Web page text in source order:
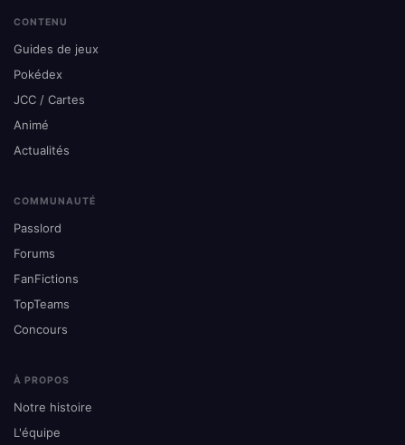
CONTENU
Guides de jeux
Pokédex
JCC / Cartes
Animé
Actualités
COMMUNAUTÉ
Passlord
Forums
FanFictions
TopTeams
Concours
À PROPOS
Notre histoire
L'équipe